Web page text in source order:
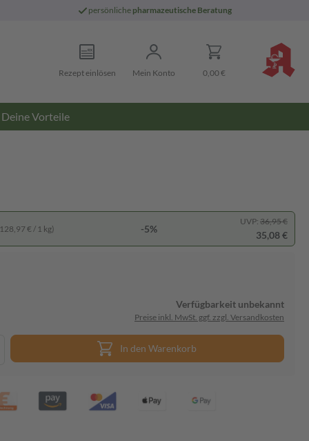
persönliche pharmazeutische Beratung
Rezept einlösen Mein Konto 0,00 €
Deine Vorteile
€ / 1 kg) -5%
UVP: 36,95 €
35,08 €
Verfügbarkeit unbekannt
Preise inkl. MwSt. ggf. zzgl. Versandkosten
In den Warenkorb